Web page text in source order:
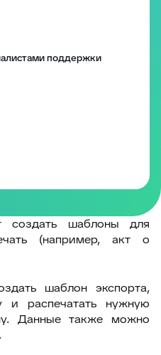
поддержки
создать шаблоны для
(например, акт о
шаблон экспорта,
и распечатать нужную
Данные также можно